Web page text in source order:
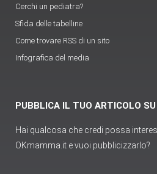
Cerchi un pediatra?
Sfida delle tabelline
Come trovare RSS di un sito
Infografica del media
PUBBLICA IL TUO ARTICOLO
Hai qualcosa che credi possa
OKmamma.it e vuoi pubblicizzarlo?